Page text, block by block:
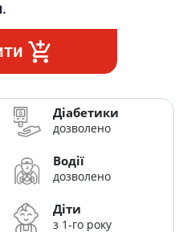
Діабетики
дозволено
Водії
дозволено
Діти
з 1-го року